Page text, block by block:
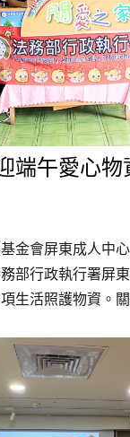
黑戶寶寶（收聽
端午愛心
金會屏東成人中
部行政執行署屏
生活照護物資。
常所需之生活照護
。本次屏東分署
床或行動不便的
障其生活尊嚴。